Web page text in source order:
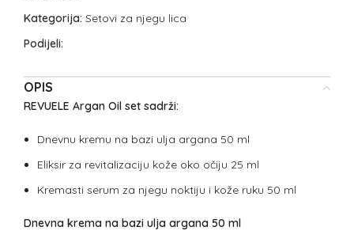
Kategorija: Setovi za njegu lica
Podijeli:
OPIS
REVUELE Argan Oil set sadrži:
Dnevnu kremu na bazi ulja argana 50 ml
Eliksir za revitalizaciju kože oko očiju 25 ml
Kremasti serum za njegu noktiju i kože ruku 50 ml
Dnevna krema na bazi ulja argana 50 ml